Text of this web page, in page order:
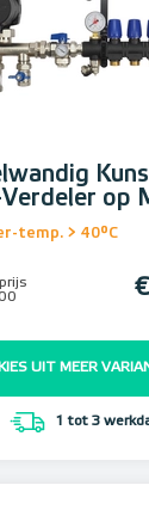
Verdeler op
temp. > 40°C
KIES UIT MEER
1 tot 3